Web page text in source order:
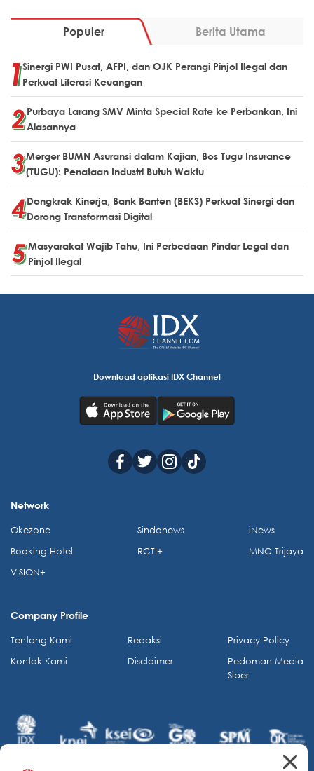
Populer Berita Utama
Sinergi PWI Pusat, AFPI, dan OJK Perangi Pinjol Ilegal dan
Perkuat Literasi Keuangan
Purbaya Larang SMV Minta Special Rate ke Perbankan, Ini
Alasannya
Merger BUMN Asuransi dalam Kajian, Bos Tugu Insurance
(TUGU): Penataan Industri Butuh Waktu
Dongkrak Kinerja, Bank Banten (BEKS) Perkuat Sinergi dan
Dorong Transformasi Digital
Masyarakat Wajib Tahu, Ini Perbedaan Pindar Legal dan
Pinjol Ilegal
Download aplikasi IDX Channel
Network
Okezone
Booking Hotel
VISION+
Sindonews
RCTI+
iNews
MNC Trijaya
Company Profile
Tentang Kami
Kontak Kami
Redaksi
Disclaimer
Privacy Policy
Pedoman Media
Siber